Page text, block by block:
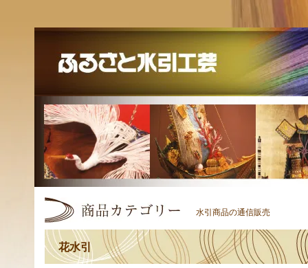
水引商品の通信販売
花水引